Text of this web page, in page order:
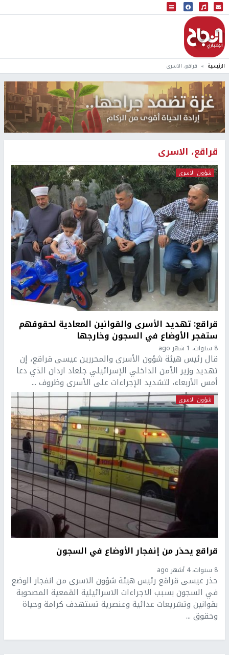
البث المباشر
إذاعة النجاح
الرئيسية قراقع، الاسرى
قراقع، الاسرى
شؤون الاسرى
قراقع: تهديد الأسرى والقوانين المعادية لحقوقهم
ستفجر الأوضاع في السجون وخارجها
8 سنوات، 1 شهر ago
قال رئيس هيئة شؤون الأسرى والمحررين عيسى قراقع، إن
تهديد وزير الأمن الداخلي الإسرائيلي جلعاد اردان الذي دعا
أمس الأربعاء، لتشديد الإجراءات على الأسرى وظروف ...
شؤون الاسرى
قراقع يحذر من إنفجار الأوضاع في السجون
8 سنوات، 4 أشهر ago
حذر عيسى قراقع رئيس هيئة شؤون الاسرى من انفجار الوضع
في السجون بسبب الاجراءات الاسرائيلية القمعية المصحوبة
بقوانين وتشريعات عدائية وعنصرية تستهدف كرامة وحياة
وحقوق ...